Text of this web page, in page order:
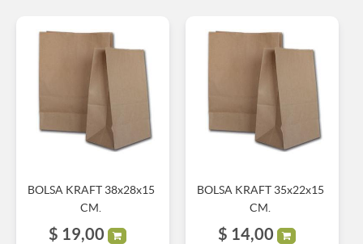
BOLSA KRAFT 38x28x15
CM.
$ 19,00
BOLSA KRAFT 35x22x15
CM.
$ 14,00